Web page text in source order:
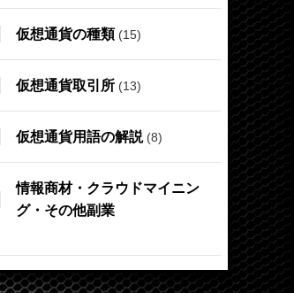
仮想通貨の種類 (15)
仮想通貨取引所 (13)
仮想通貨用語の解説(8)
情報商材・クラウドマイニン
グ・その他副業